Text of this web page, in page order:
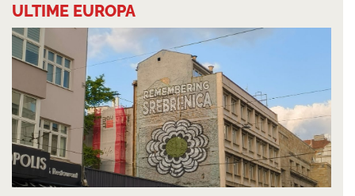
ULTIME EUROPA